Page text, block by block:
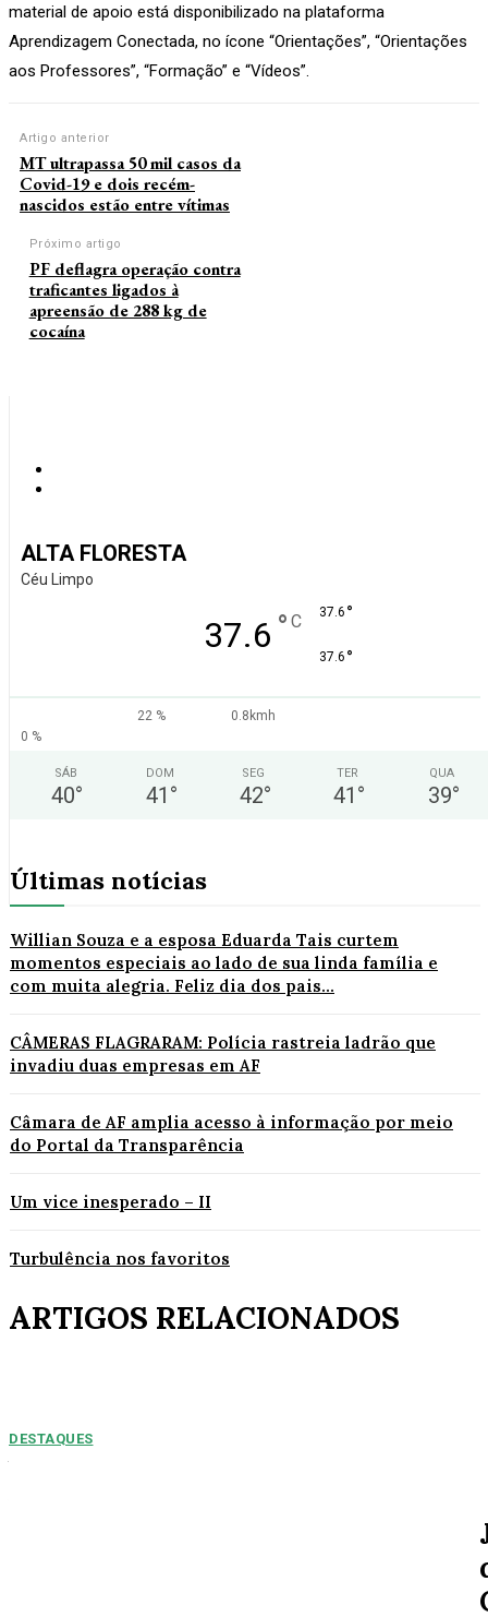
material de apoio está disponibilizado na plataforma
Aprendizagem Conectada, no ícone “Orientações”, “Orientações
aos Professores”, “Formação” e “Vídeos”.
Artigo anterior
MT ultrapassa 50 mil casos da
Covid-19 e dois recém-
nascidos estão entre vítimas
Próximo artigo
PF deflagra operação contra
traficantes ligados à
apreensão de 288 kg de
cocaína
ALTA FLORESTA
Céu Limpo
37.6 ° C 37.6 °
37.6 °
22 %
0.8kmh
0 %
SÁB
40°
DOM
41 °
SEG
42°
TER
41 °
QUA
39°
Últimas notícias
Willian Souza e a esposa Eduarda Tais curtem
momentos especiais ao lado de sua linda família e
com muita alegria. Feliz dia dos pais...
CÂMERAS FLAGRARAM: Polícia rastreia ladrão que
invadiu duas empresas em AF
Câmara de AF amplia acesso à informação por meio
do Portal da Transparência
Um vice inesperado – II
Turbulência nos favoritos
ARTIGOS RELACIONADOS
DESTAQUES